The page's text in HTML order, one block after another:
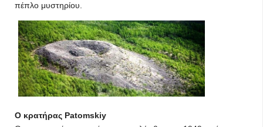
πέπλο μυστηρίου.
Ο κρατήρας Patomskiy